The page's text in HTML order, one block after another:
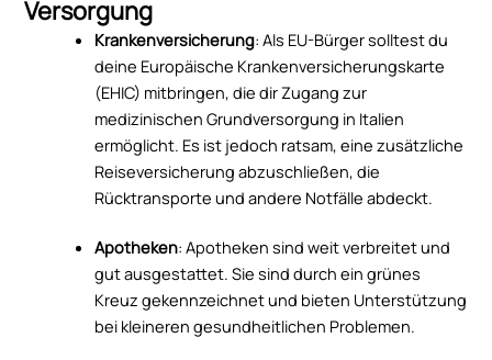
Versorgung
Krankenversicherung: Als EU-Bürger solltest du
deine Europäische Krankenversicherungskarte
(EHIC) mitbringen, die dir Zugang zur
medizinischen Grundversorgung in Italien
ermöglicht. Es ist jedoch ratsam, eine zusätzliche
Reiseversicherung abzuschließen, die
Rücktransporte und andere Notfälle abdeckt.
Apotheken: Apotheken sind weit verbreitet und
gut ausgestattet. Sie sind durch ein grünes
Kreuz gekennzeichnet und bieten Unterstützung
bei kleineren gesundheitlichen Problemen.